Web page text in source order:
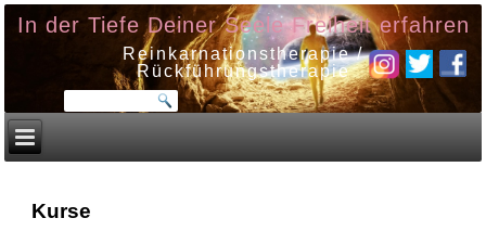
In der Tiefe Deiner Seele Freiheit erfahren
Reinkarnationstherapie /
Rückführungstherapie
Kurse